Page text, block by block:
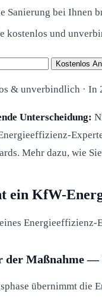
Sanierung bei Ihnen
kostenlos und
Kostenlos
& unverbindlich · In
Unterscheidung:
Mehr dazu, wie
ein KfW-
Energieeffizienz-
der Maßnahme
übernimmt